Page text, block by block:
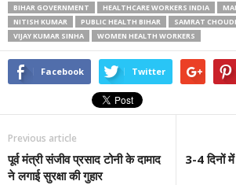
BIHAR GOVERNMENT
HEALTHCARE WORKERS INDIA
NITISH KUMAR
PUBLIC HEALTH BIHAR
SAMRAT
VIJAY KUMAR SINHA
WOMEN HEALTH WORKERS
Facebook Twitter
Previous article
पूर्व मंत्री संजीव प्रसाद टोनी के दामाद
ने लगाई सुरक्षा की गुहार
3-4 दिनों में